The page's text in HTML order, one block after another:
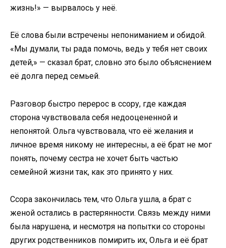
жизнь!» — вырвалось у неё.
Её слова были встречены непониманием и обидой.
«Мы думали, ты рада помочь, ведь у тебя нет своих
детей,» — сказал брат, словно это было объяснением
её долга перед семьей.
Разговор быстро перерос в ссору, где каждая
сторона чувствовала себя недооцененной и
непонятой. Ольга чувствовала, что её желания и
личное время никому не интересны, а её брат не мог
понять, почему сестра не хочет быть частью
семейной жизни так, как это принято у них.
Ссора закончилась тем, что Ольга ушла, а брат с
женой остались в растерянности. Связь между ними
была нарушена, и несмотря на попытки со стороны
других родственников помирить их, Ольга и её брат